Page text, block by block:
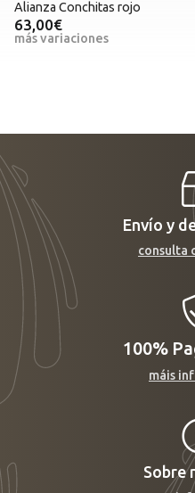
Alianza Conchitas rojo
63,00€
más variaciones
Envío y
consulta
100%
máis
Sobre